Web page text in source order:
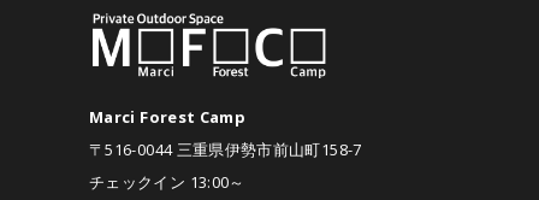
Marci Forest Camp
〒516-0044 三重県伊勢市前山町158-7
チェックイン 13:00～